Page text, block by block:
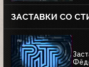
ЗАСТАВКИ СО